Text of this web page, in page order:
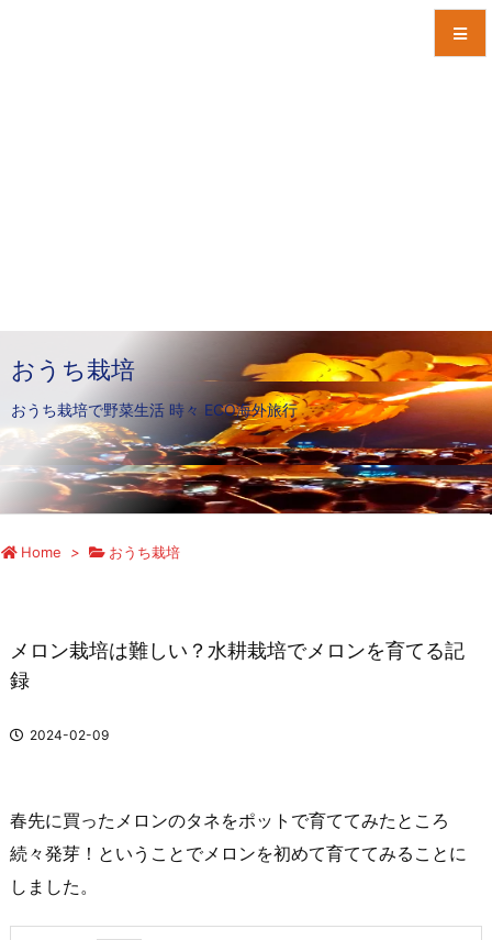
おうち栽培
おうち栽培で野菜生活 時々 ECO海外旅行
検索
Home > おうち栽培
メロン栽培は難しい？水耕栽培でメロンを育てる記
録
2024-02-09
春先に買ったメロンのタネをポットで育ててみたところ
続々発芽！ということでメロンを初めて育ててみることに
しました。